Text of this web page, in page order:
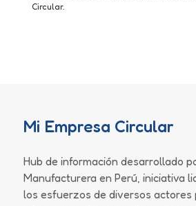
Circular.
Mi Empresa Circular
Hub de información desarrollado
Manufacturera en Perú, iniciativa
los esfuerzos de diversos actores